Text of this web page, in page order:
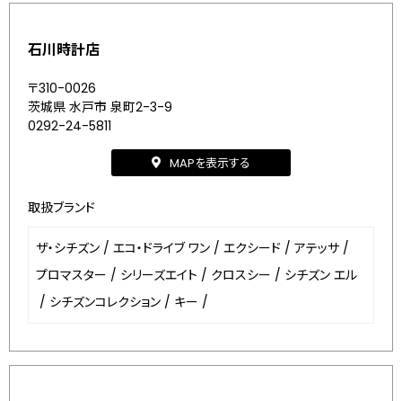
石川時計店
〒310-0026
茨城県 水戸市 泉町2-3-9
0292-24-5811
MAPを表示する
取扱ブランド
ザ・シチズン / エコ・ドライブ ワン / エクシード / アテッサ /
プロマスター / シリーズエイト / クロスシー / シチズン エル
/ シチズンコレクション / キー /